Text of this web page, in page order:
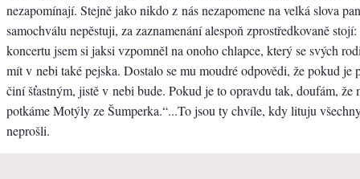
nezapomínají. Stejně jako nikdo z nás nezapomene na velká slova
samochválu nepěstuji, za zaznamenání alespoň zprostředkovaně
koncertu jsem si jaksi vzpomněl na onoho chlapce, který se svých
mít v nebi také pejska. Dostalo se mu moudré odpovědi, že pokud je
činí šťastným, jistě v nebi bude. Pokud je to opravdu tak, doufám,
potkáme Motýly ze Šumperka.“...To jsou ty chvíle, kdy lituju
neprošli.